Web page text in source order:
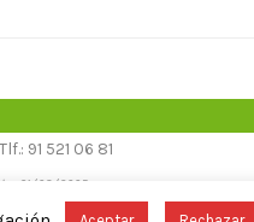
91 521 06 81
31/08/2005